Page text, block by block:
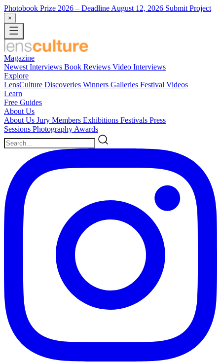
Photobook Prize 2026 – Deadline August 12, 2026 Submit Project
×
Magazine
Newest Interviews Book Reviews Video Interviews
Explore
LensCulture Discoveries Winners Galleries Festival Videos
Learn
Free Guides
About Us
About Us Jury Members Exhibitions Festivals Press
Sessions Photography Awards